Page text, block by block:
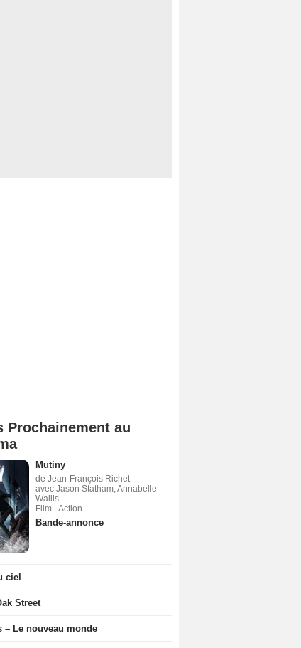
Prochainement au
Mutiny
de Jean-François Richet
avec Jason Statham, Annabelle
Wallis
Film - Action
Bande-annonce
ciel
Street
– Le nouveau monde